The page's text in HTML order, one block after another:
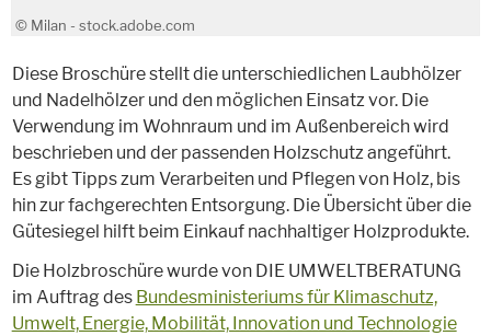
© Milan - stock.adobe.com
Diese Broschüre stellt die unterschiedlichen Laubhölzer
und Nadelhölzer und den möglichen Einsatz vor. Die
Verwendung im Wohnraum und im Außenbereich wird
beschrieben und der passenden Holzschutz angeführt.
Es gibt Tipps zum Verarbeiten und Pflegen von Holz, bis
hin zur fachgerechten Entsorgung. Die Übersicht über die
Gütesiegel hilft beim Einkauf nachhaltiger Holzprodukte.
Die Holzbroschüre wurde von DIE UMWELTBERATUNG
im Auftrag des Bundesministeriums für Klimaschutz,
Umwelt, Energie, Mobilität, Innovation und Technologie